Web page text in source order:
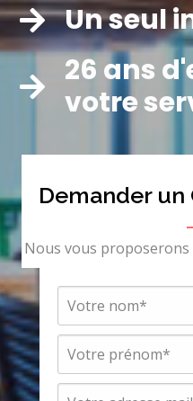
Un seul
26 ans
votre
Demander un
Nous vous